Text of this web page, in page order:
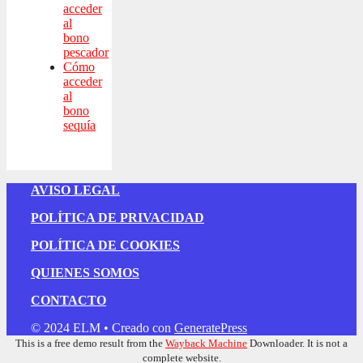
acceder
al
bono
pescador
Cómo
acceder
al
bono
sequía
AVISO LEGAL
POLÍTICA DE PRIVACIDAD
POLÍTICA DE COOKIES
QUIENES SOMOS
CONTACTO
© 2024 ELM • Creado con GeneratePress
This is a free demo result from the Wayback Machine Downloader. It is not a
complete website.